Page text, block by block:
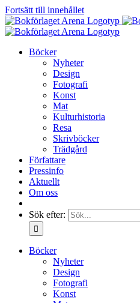
Fortsätt till innehållet
Böcker
Nyheter
Design
Fotografi
Konst
Mat
Kulturhistoria
Resa
Skrivböcker
Trädgård
Författare
Pressinfo
Aktuellt
Om oss
Sök efter:
Böcker
Nyheter
Design
Fotografi
Konst